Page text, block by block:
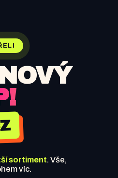
sortiment. Vše,
víc.